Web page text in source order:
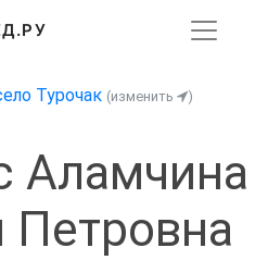
Турочак (изменить )
Аламчина
Петровна